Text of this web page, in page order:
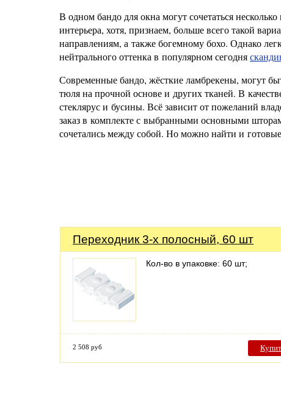
В одном бандо для окна могут сочетаться
интерьера, хотя, признаем, больше всего такой
направлениям, а также богемному бохо. Однако
нейтрального оттенка в популярном сегодня
Современные бандо, жёсткие ламбрекены, могут
тюля на прочной основе и других тканей. В
стеклярус и бусины. Всё зависит от пожеланий
заказ в комплекте с выбранными основными
сочетались между собой. Но можно найти и
Переходник 3-х полосный, 60 шт
Кол-во в упаковке: 60 шт;
2 508 руб